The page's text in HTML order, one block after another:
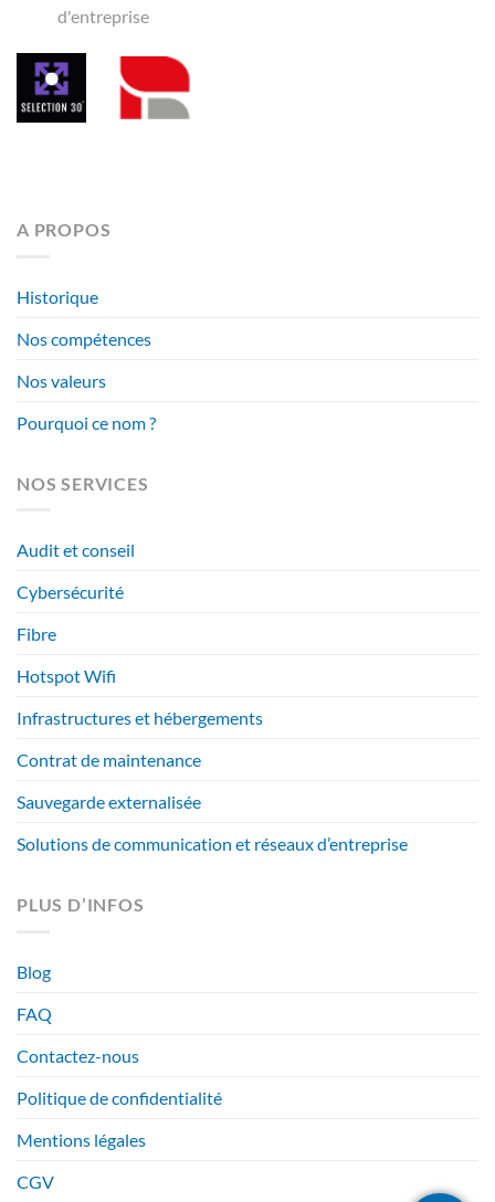
d'entreprise
A PROPOS
Historique
Nos compétences
Nos valeurs
Pourquoi ce nom ?
NOS SERVICES
Audit et conseil
Cybersécurité
Fibre
Hotspot Wifi
Infrastructures et hébergements
Contrat de maintenance
Sauvegarde externalisée
Solutions de communication et réseaux d’entreprise
PLUS D’INFOS
Blog
FAQ
Contactez-nous
Politique de confidentialité
Mentions légales
CGV